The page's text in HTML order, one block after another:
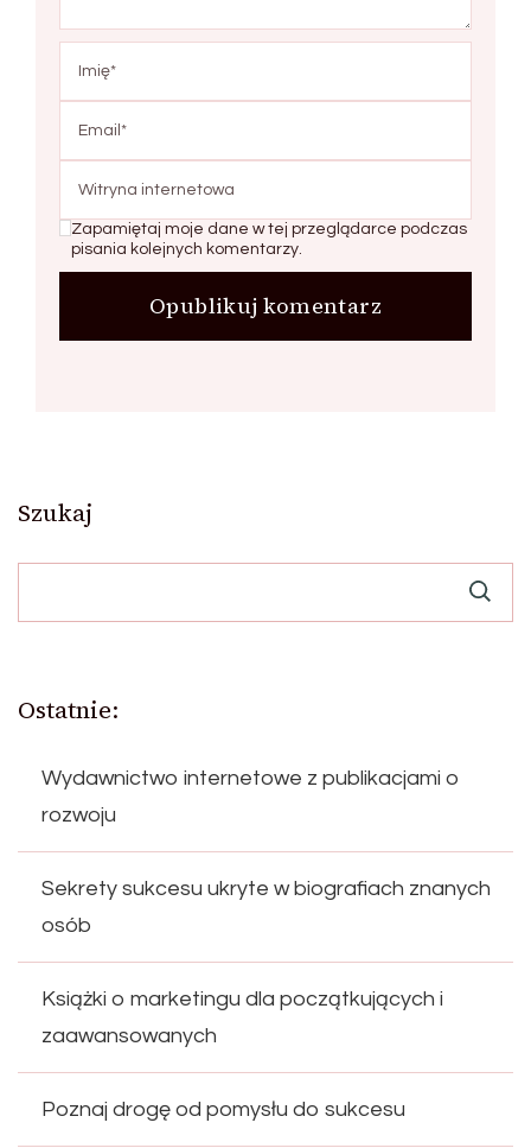
Zapamiętaj moje dane w tej przeglądarce podczas
pisania kolejnych komentarzy.
Szukaj
Ostatnie:
Wydawnictwo internetowe z publikacjami o
rozwoju
Sekrety sukcesu ukryte w biografiach znanych
osób
Książki o marketingu dla początkujących i
zaawansowanych
Poznaj drogę od pomysłu do sukcesu